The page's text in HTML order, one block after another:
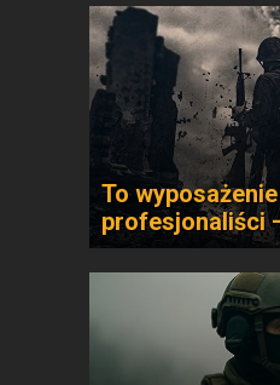
To
profesjonaliści